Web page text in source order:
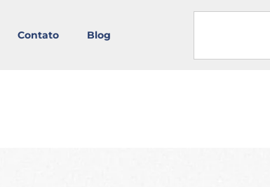
Contato Blog